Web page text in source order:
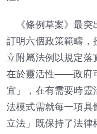
《條例草案》最突
訂明六個政策範疇，
立附屬法例以規定落
在於靈活性——政府
宜」，在有需要時靈
法模式需就每一項具
立法」既保持了法律